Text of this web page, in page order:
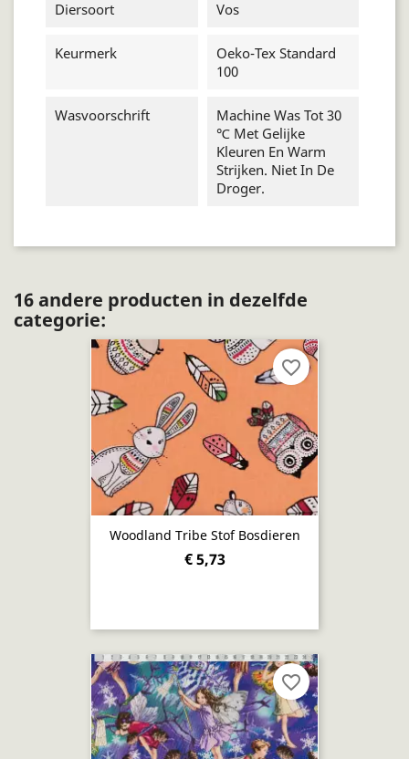
Diersoort Vos
Keurmerk
Oeko-Tex Standard
100
Wasvoorschrift
Machine Was Tot 30
℃ Met Gelijke
Kleuren En Warm
Strijken. Niet In De
Droger.
16 andere producten in dezelfde
categorie:
Woodland Tribe Stof Bosdieren
€ 5,73
favorite_border
favorite_border